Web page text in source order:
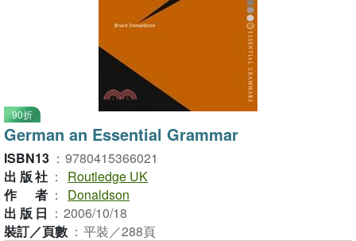
90折
German an Essential Grammar
ISBN13 ： 9780415366021
出版社 ：
Routledge UK
作者 ：
Donaldson
出版日 ： 2006/10/18
裝訂／頁數 ： 平裝／288頁